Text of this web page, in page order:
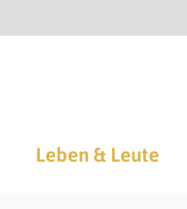
Leben & Leute